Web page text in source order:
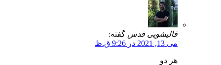
قالیشویی قدس گفته:
می 13, 2021 در 9:26 ق.ظ
هر دو